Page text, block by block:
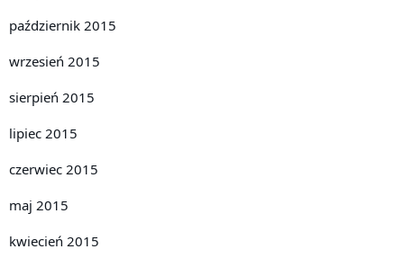
październik 2015
wrzesień 2015
sierpień 2015
lipiec 2015
czerwiec 2015
maj 2015
kwiecień 2015